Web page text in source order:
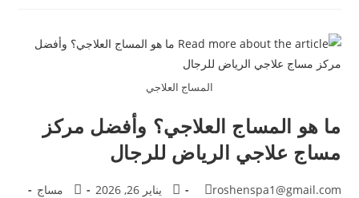
المساج العلاجي
ما هو المساج العلاجي؟ وأفضل مركز
مساج علاجي الرياض للرجال
roshenspa1@gmail.com يناير 26, 2026
مساج